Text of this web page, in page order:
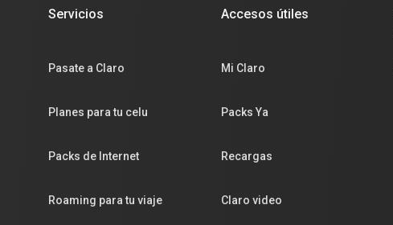
Servicios
Pasate a Claro
Planes para tu celu
Packs de Internet
Roaming para tu viaje
Accesos útiles
Mi Claro
Packs Ya
Recargas
Claro video